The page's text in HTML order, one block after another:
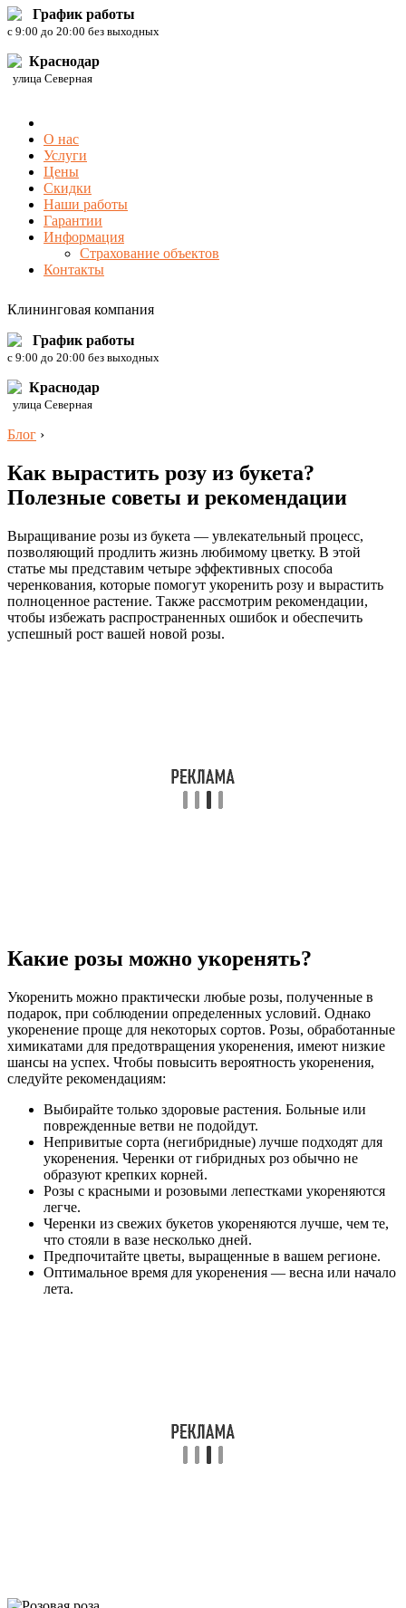
График работы
c 9:00 до 20:00 без выходных
Краснодар
улица Северная
О нас
Услуги
Цены
Скидки
Наши работы
Гарантии
Информация
Страхование объектов
Контакты
Клининговая компания
График работы
c 9:00 до 20:00 без выходных
Краснодар
улица Северная
Блог ›
Как вырастить розу из букета?
Полезные советы и рекомендации
Выращивание розы из букета — увлекательный процесс,
позволяющий продлить жизнь любимому цветку. В этой
статье мы представим четыре эффективных способа
черенкования, которые помогут укоренить розу и вырастить
полноценное растение. Также рассмотрим рекомендации,
чтобы избежать распространенных ошибок и обеспечить
успешный рост вашей новой розы.
Какие розы можно укоренять?
Укоренить можно практически любые розы, полученные в
подарок, при соблюдении определенных условий. Однако
укоренение проще для некоторых сортов. Розы, обработанные
химикатами для предотвращения укоренения, имеют низкие
шансы на успех. Чтобы повысить вероятность укоренения,
следуйте рекомендациям:
Выбирайте только здоровые растения. Больные или
поврежденные ветви не подойдут.
Непривитые сорта (негибридные) лучше подходят для
укоренения. Черенки от гибридных роз обычно не
образуют крепких корней.
Розы с красными и розовыми лепестками укореняются
легче.
Черенки из свежих букетов укореняются лучше, чем те,
что стояли в вазе несколько дней.
Предпочитайте цветы, выращенные в вашем регионе.
Оптимальное время для укоренения — весна или начало
лета.